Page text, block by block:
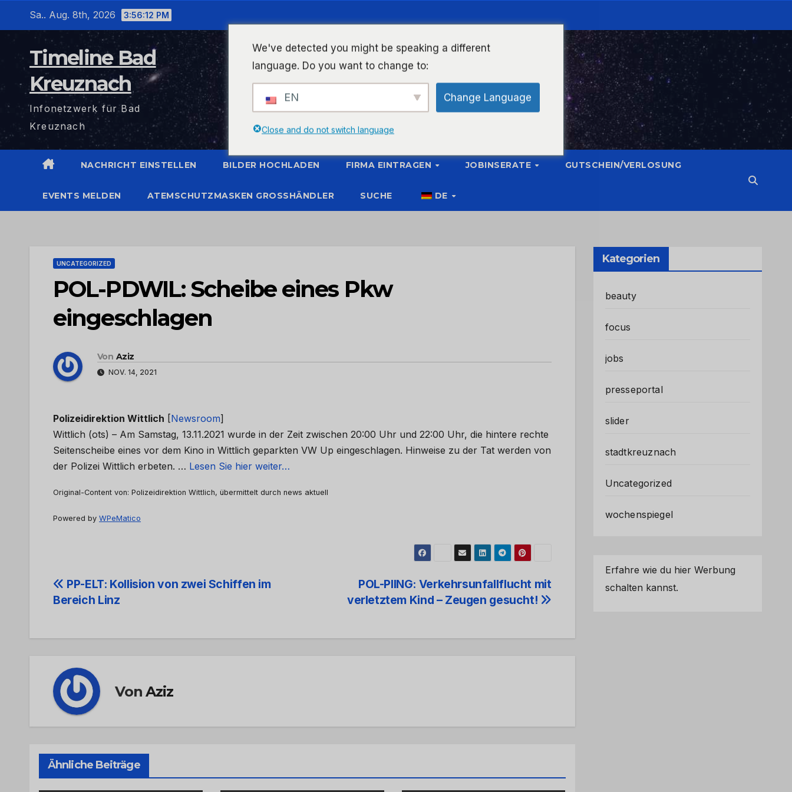
Sa.. Aug. 8th, 2026 3:56:12 PM
Timeline Bad
Kreuznach
Infonetzwerk für Bad
Kreuznach
NACHRICHT EINSTELLEN BILDER HOCHLADEN FIRMA EINTRAGEN JOBINSERATE GUTSCHEIN/VERLOSUNG
EVENTS MELDEN ATEMSCHUTZMASKEN GROSSHÄNDLER SUCHE DE
UNCATEGORIZED
POL-PDWIL: Scheibe eines Pkw
eingeschlagen
Von Aziz
NOV. 14, 2021
Polizeidirektion Wittlich [Newsroom]
Wittlich (ots) – Am Samstag, 13.11.2021 wurde in der Zeit zwischen 20:00 Uhr und 22:00 Uhr, die hintere rechte
Seitenscheibe eines vor dem Kino in Wittlich geparkten VW Up eingeschlagen. Hinweise zu der Tat werden von
der Polizei Wittlich erbeten. … Lesen Sie hier weiter…
Original-Content von: Polizeidirektion Wittlich, übermittelt durch news aktuell
Powered by WPeMatico
Beitrags-
POL-PIING: Verkehrsunfallflucht mit
verletztem Kind – Zeugen gesucht!
PP-ELT: Kollision von zwei Schiffen im
Bereich Linz
VonAziz
Ähnliche Beiträge
Kategorien
beauty
focus
jobs
presseportal
slider
stadtkreuznach
Uncategorized
wochenspiegel
Erfahre wie du hier Werbung
schalten kannst.
We've detected you might be speaking a different
language. Do you want to change to:
EN Change Language
Close and do not switch language